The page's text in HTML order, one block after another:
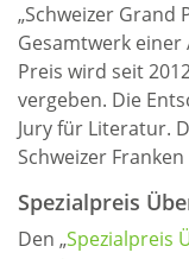
„Schweizer Grand
Gesamtwerk
Preis wird seit
vergeben. Die
Jury für Literatur.
Schweizer
Spezialpreis
Den „Spezialpreis